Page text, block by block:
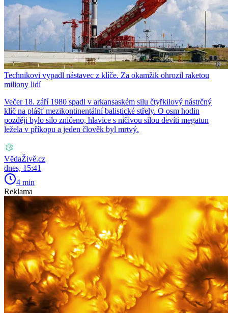
Technikovi vypadl nástavec z klíče. Za okamžik ohrozil raketou
miliony lidí
Večer 18. září 1980 spadl v arkansaském silu čtyřkilový nástrčný
klíč na plášť mezikontinentální balistické střely. O osm hodin
později bylo silo zničeno, hlavice s ničivou silou devíti megatun
ležela v příkopu a jeden člověk byl mrtvý.
VědaŽivě.cz
dnes, 15:41
4 min
Reklama